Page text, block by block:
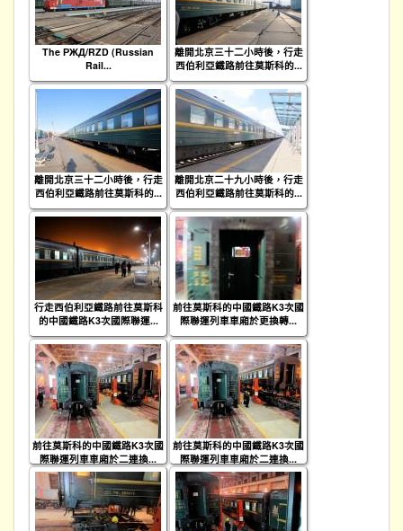
The РЖД/RZD (Russian
Rail...
離開北京三十二小時後，行走
西伯利亞鐵路前往莫斯科的...
離開北京三十二小時後，行走
西伯利亞鐵路前往莫斯科的...
離開北京二十九小時後，行走
西伯利亞鐵路前往莫斯科的...
行走西伯利亞鐵路前往莫斯科
的中國鐵路K3次國際聯運...
前往莫斯科的中國鐵路K3次國
際聯運列車車廂於更換轉...
前往莫斯科的中國鐵路K3次國
際聯運列車車廂於二連換...
前往莫斯科的中國鐵路K3次國
際聯運列車車廂於二連換...